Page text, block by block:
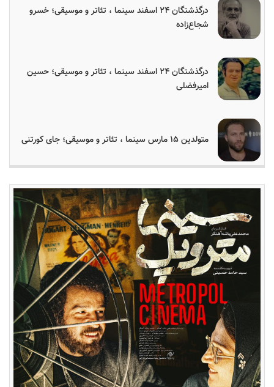
درگذشتگان ۲۴ اسفند سینما ، تئاتر و موسیقی؛ خسرو
شجاع‌زاده
درگذشتگان ۲۴ اسفند سینما ، تئاتر و موسیقی؛ حسین
امیرفضلی
متولدین ۱۵ مارس سینما ، تئاتر و موسیقی؛ جای کورتنی